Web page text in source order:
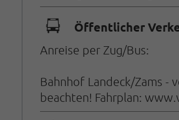
🕞 Öffentlicher
Anreise per Zug/Bus:
Bahnhof Landeck/Zams -
beachten! Fahrplan: